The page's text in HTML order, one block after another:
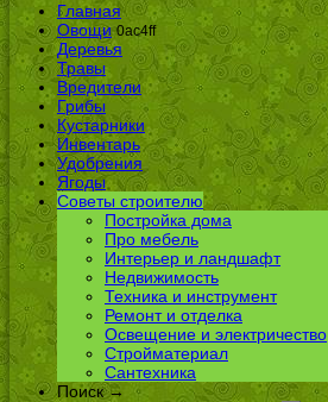
Главная
Овощи 0ac4ff
Деревья
Травы
Вредители
Грибы
Кустарники
Инвентарь
Удобрения
Ягоды
Советы строителю
Постройка дома
Про мебель
Интерьер и ландшафт
Недвижимость
Техника и инструмент
Ремонт и отделка
Освещение и электричество
Стройматериал
Сантехника
Поиск →